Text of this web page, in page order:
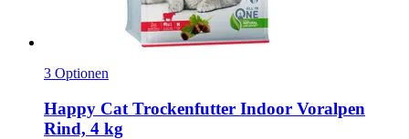
3 Optionen
Happy Cat Trockenfutter Indoor Voralpen
Rind, 4 kg